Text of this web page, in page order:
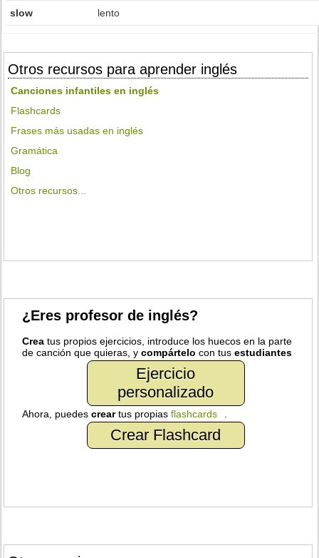
slow lento
Otros recursos para aprender inglés
Canciones infantiles en inglés
Flashcards
Frases más usadas en inglés
Gramática
Blog
Otros recursos...
¿Eres profesor de inglés?
Crea tus propios ejercicios, introduce los huecos en la parte
de canción que quieras, ycompártelo con tusestudiantes
Ejercicio
personalizado
Ahora, puedescreartus propiasflashcards
Crear Flashcard